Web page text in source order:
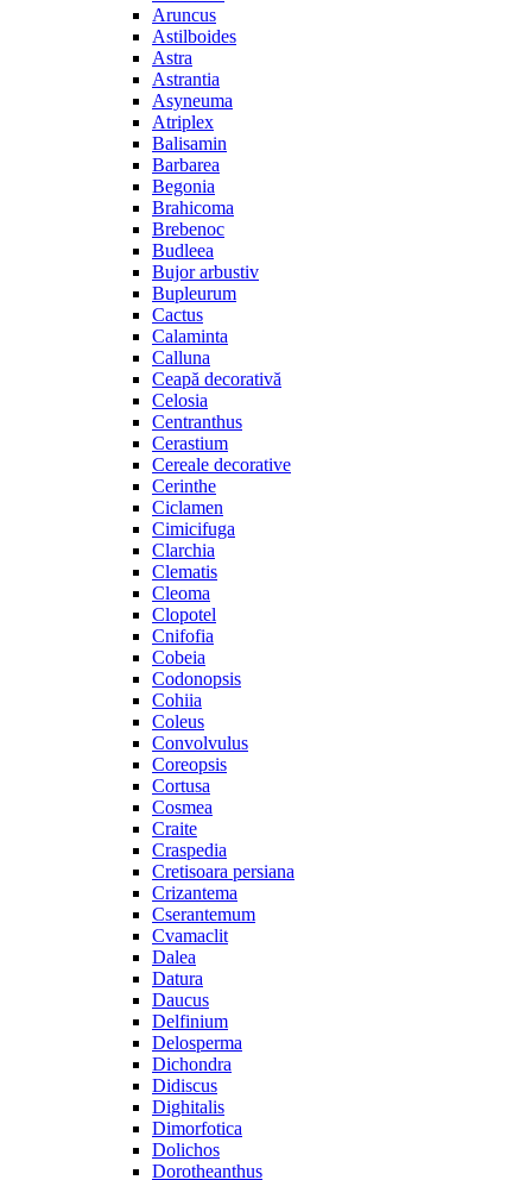
Aruncus
Astilboides
Astra
Astrantia
Asyneuma
Atriplex
Balisamin
Barbarea
Begonia
Brahicoma
Brebenoc
Budleea
Bujor arbustiv
Bupleurum
Cactus
Calaminta
Calluna
Ceapă decorativă
Celosia
Centranthus
Cerastium
Cereale decorative
Cerinthe
Ciclamen
Cimicifuga
Clarchia
Clematis
Cleoma
Clopotel
Cnifofia
Cobeia
Codonopsis
Cohiia
Coleus
Convolvulus
Coreopsis
Cortusa
Cosmea
Craite
Craspedia
Cretisoara persiana
Crizantema
Cserantemum
Cvamaclit
Dalea
Datura
Daucus
Delfinium
Delosperma
Dichondra
Didiscus
Dighitalis
Dimorfotica
Dolichos
Dorotheanthus